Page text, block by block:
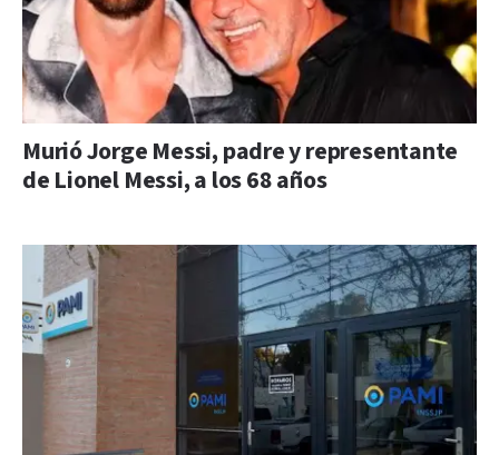
Murió Jorge Messi, padre y representante
de Lionel Messi, a los 68 años